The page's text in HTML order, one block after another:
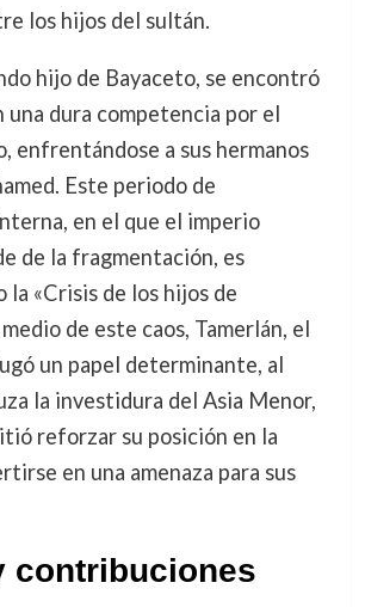
los hijos del sultán.
hijo de Bayaceto, se encontró
una dura competencia por el
enfrentándose a sus hermanos
Este periodo de
en el que el imperio
de la fragmentación, es
la «Crisis de los hijos de
de este caos, Tamerlán, el
un papel determinante, al
la investidura del Asia Menor,
reforzar su posición en la
en una amenaza para sus
contribuciones